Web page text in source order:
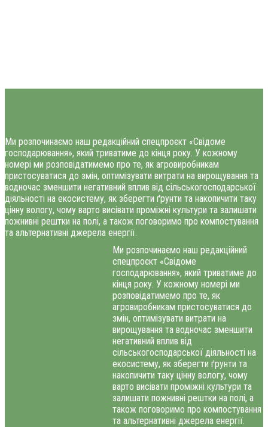
Ми розпочинаємо наш редакційний спецпроєкт «Свідоме
господарювання», який триватиме до кінця року. У кожному
номері ми розповідатимемо про те, як агровиробникам
пристосуватися до змін, оптимізувати витрати на вирощування та
водночас зменшити негативний вплив від сільськогосподарської
діяльності на екосистему, як зберегти ґрунти та накопичити таку
цінну вологу, чому варто висівати проміжні культури та залишати
пожнивні рештки на полі, а також поговоримо про компостування
та альтернативні джерела енергії.
Ми розпочинаємо наш редакційний
спецпроєкт «Свідоме
господарювання», який триватиме до
кінця року. У кожному номері ми
розповідатимемо про те, як
агровиробникам пристосуватися до
змін, оптимізувати витрати на
вирощування та водночас зменшити
негативний вплив від
сільськогосподарської діяльності на
екосистему, як зберегти ґрунти та
накопичити таку цінну вологу, чому
варто висівати проміжні культури та
залишати пожнивні рештки на полі, а
також поговоримо про компостування
та альтернативні джерела енергії.